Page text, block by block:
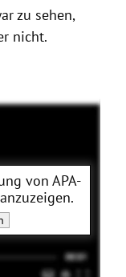
zu sehen,
nicht.
von APA-